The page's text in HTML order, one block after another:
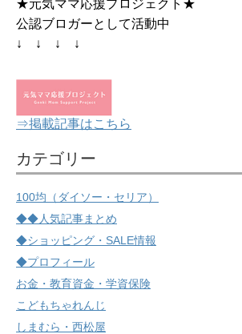
★元気ママ応援プロジェクト★
公認ブロガーとして活動中
↓ ↓ ↓ ↓
⇒掲載記事はこちら
カテゴリー
100均（ダイソー・セリア）
◆◆人気記事まとめ
◆ショッピング・SALE情報
◆プロフィール
お金・教育資金・学資保険
こどもちゃれんじ
しまむら・西松屋